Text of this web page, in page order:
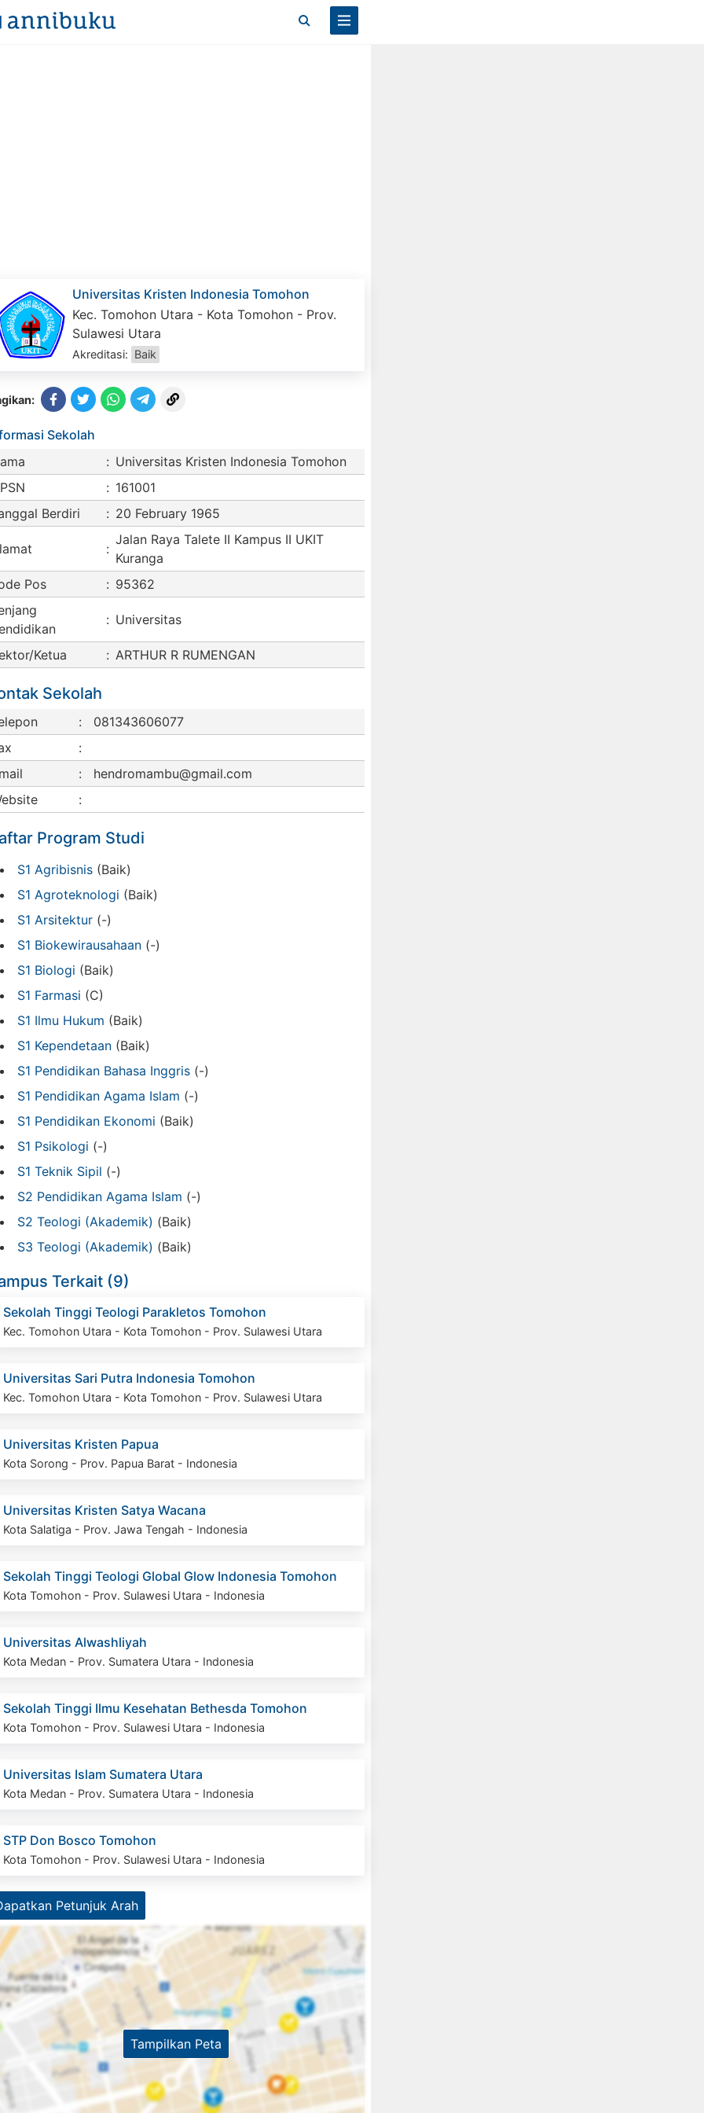
Universitas Kristen Indonesia Tomohon
Kec. Tomohon Utara - Kota Tomohon - Prov.
Sulawesi Utara
Akreditasi: Baik
Sekolah
: Universitas Kristen Indonesia Tomohon
: 161001
Berdiri
: 20 February 1965
:
Jalan Raya Talete II Kampus II UKIT
Kuranga
Pos
: 95362
: Universitas
Ketua : ARTHUR R RUMENGAN
Sekolah
:
081343606077
:
:
hendromambu@gmail.com
:
Program Studi
S1 Agribisnis (Baik)
S1 Agroteknologi (Baik)
S1 Arsitektur (-)
S1 Biokewirausahaan (-)
S1 Biologi (Baik)
S1 Farmasi (C)
S1 Ilmu Hukum (Baik)
S1 Kependetaan (Baik)
S1 Pendidikan Bahasa Inggris (-)
S1 Pendidikan Agama Islam (-)
S1 Pendidikan Ekonomi (Baik)
S1 Psikologi (-)
S1 Teknik Sipil (-)
S2 Pendidikan Agama Islam (-)
S2 Teologi (Akademik) (Baik)
S3 Teologi (Akademik) (Baik)
Terkait (9)
Sekolah Tinggi Teologi Parakletos Tomohon
Kec. Tomohon Utara - Kota Tomohon - Prov. Sulawesi Utara
Universitas Sari Putra Indonesia Tomohon
Kec. Tomohon Utara - Kota Tomohon - Prov. Sulawesi Utara
Universitas Kristen Papua
Kota Sorong - Prov. Papua Barat - Indonesia
Universitas Kristen Satya Wacana
Kota Salatiga - Prov. Jawa Tengah - Indonesia
Sekolah Tinggi Teologi Global Glow Indonesia Tomohon
Kota Tomohon - Prov. Sulawesi Utara - Indonesia
Universitas Alwashliyah
Kota Medan - Prov. Sumatera Utara - Indonesia
Sekolah Tinggi Ilmu Kesehatan Bethesda Tomohon
Kota Tomohon - Prov. Sulawesi Utara - Indonesia
Universitas Islam Sumatera Utara
Kota Medan - Prov. Sumatera Utara - Indonesia
STP Don Bosco Tomohon
Kota Tomohon - Prov. Sulawesi Utara - Indonesia
Petunjuk Arah
Tampilkan Peta